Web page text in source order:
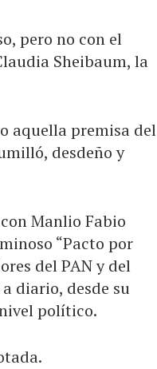
pero no con el
Sheibaum, la
aquella premisa del
desdeño y
Manlio Fabio
“Pacto por
del PAN y del
diario, desde su
político.